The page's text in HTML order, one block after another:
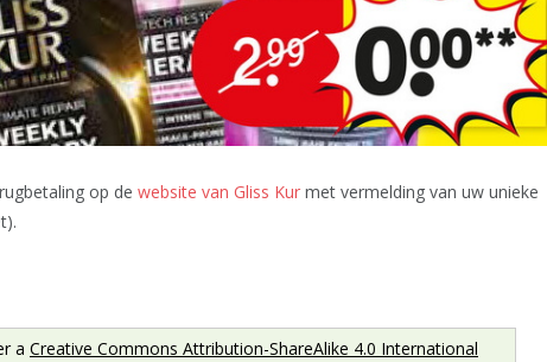
op de website van Gliss Kur met vermelding van uw unieke
a Creative Commons Attribution-ShareAlike 4.0 International